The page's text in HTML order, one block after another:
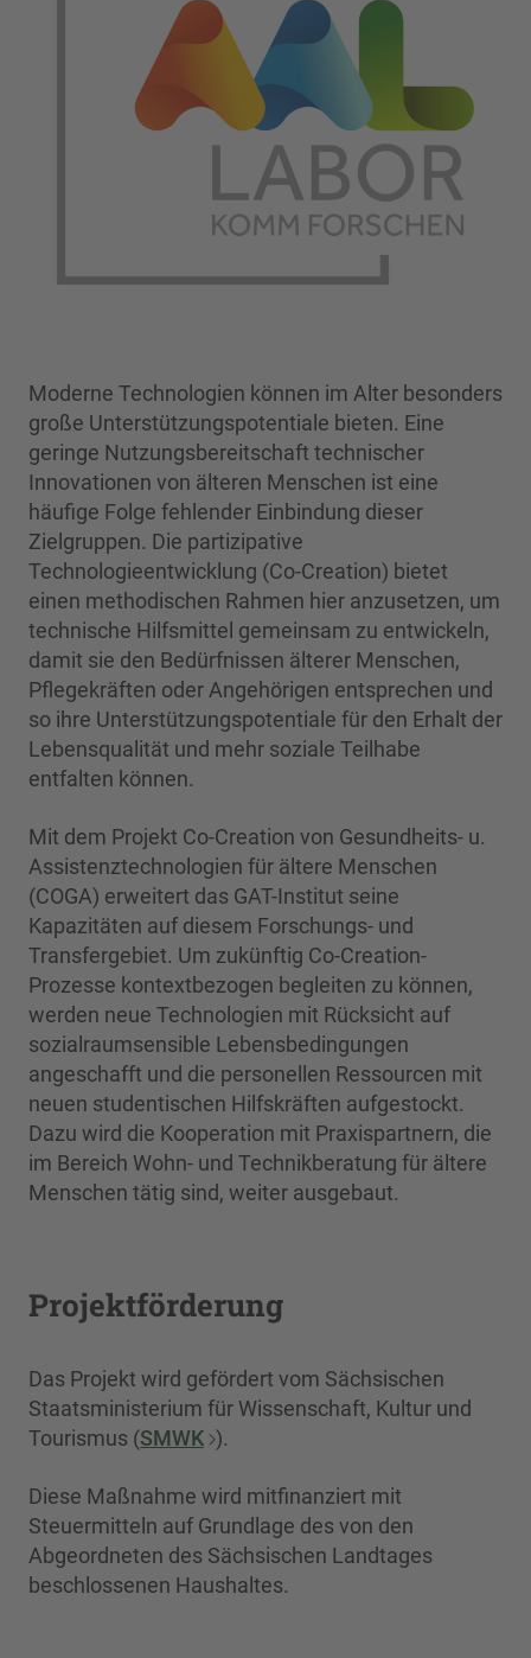
Moderne Technologien können im Alter besonders
große Unterstützungspotentiale bieten. Eine
geringe Nutzungsbereitschaft technischer
Innovationen von älteren Menschen ist eine
häufige Folge fehlender Einbindung dieser
Zielgruppen. Die partizipative
Technologieentwicklung (Co-Creation) bietet
einen methodischen Rahmen hier anzusetzen, um
technische Hilfsmittel gemeinsam zu entwickeln,
damit sie den Bedürfnissen älterer Menschen,
Pflegekräften oder Angehörigen entsprechen und
so ihre Unterstützungspotentiale für den Erhalt der
Lebensqualität und mehr soziale Teilhabe
entfalten können.
Mit dem Projekt Co-Creation von Gesundheits- u.
Assistenztechnologien für ältere Menschen
(COGA) erweitert das GAT-Institut seine
Kapazitäten auf diesem Forschungs- und
Transfergebiet. Um zukünftig Co-Creation-
Prozesse kontextbezogen begleiten zu können,
werden neue Technologien mit Rücksicht auf
sozialraumsensible Lebensbedingungen
angeschafft und die personellen Ressourcen mit
neuen studentischen Hilfskräften aufgestockt.
Dazu wird die Kooperation mit Praxispartnern, die
im Bereich Wohn- und Technikberatung für ältere
Menschen tätig sind, weiter ausgebaut.
Projektförderung
Das Projekt wird gefördert vom Sächsischen
Staatsministerium für Wissenschaft, Kultur und
Tourismus (SMWK ).
Diese Maßnahme wird mitfinanziert mit
Steuermitteln auf Grundlage des von den
Abgeordneten des Sächsischen Landtages
beschlossenen Haushaltes.